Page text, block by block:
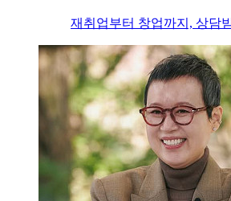
재취업부터 창업까지, 상담